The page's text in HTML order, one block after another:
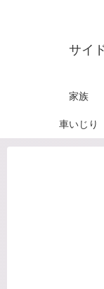
サイ
家族
車いじり